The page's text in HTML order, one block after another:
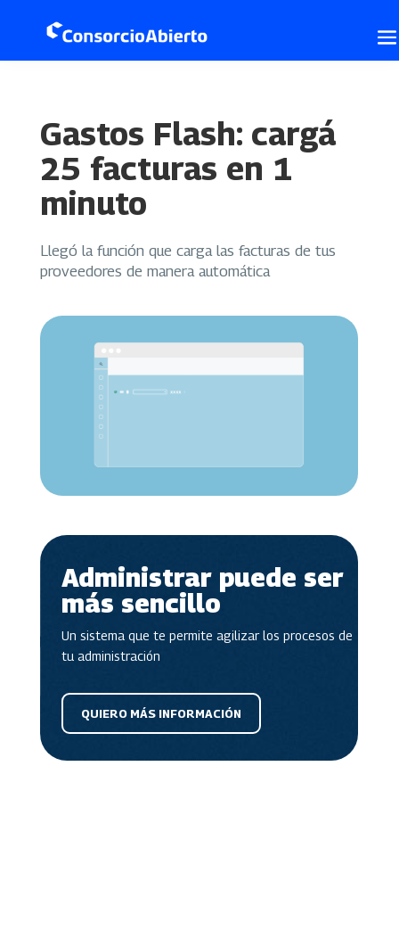
Gastos Flash: cargá
25 facturas en 1
minuto
Llegó la función que carga las facturas de tus
proveedores de manera automática
Administrar puede ser
más sencillo
Un sistema que te permite agilizar los procesos de
tu administración
QUIERO MÁS INFORMACIÓN